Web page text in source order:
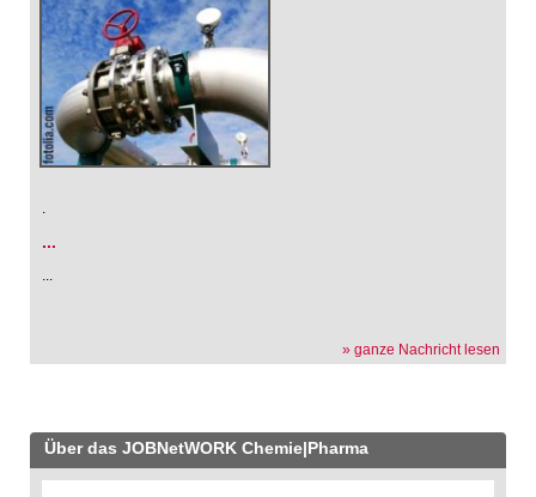
.
...
...
» ganze Nachricht lesen
Über das JOBNetWORK Chemie|Pharma